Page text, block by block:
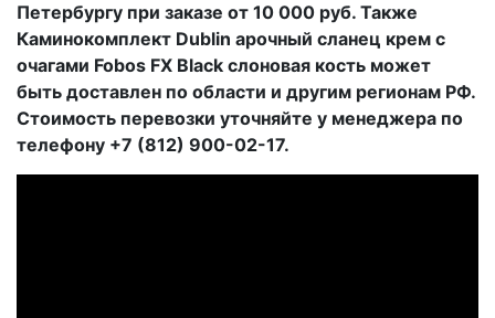
Петербургу при заказе от 10 000 руб. Также
Каминокомплект Dublin арочный сланец крем с
очагами Fobos FX Black слоновая кость может
быть доставлен по области и другим регионам РФ.
Стоимость перевозки уточняйте у менеджера по
телефону +7 (812) 900-02-17.